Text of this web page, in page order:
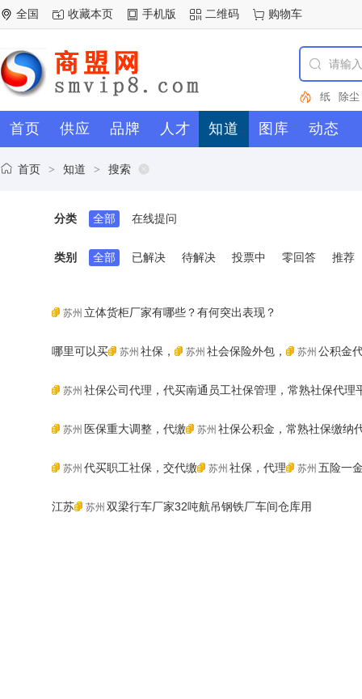
全国 收藏本页 手机版 二维码 购物车
纸
除尘
不锈钢
北京
传感器
首页 供应 品牌 人才 知道 图库 动态
首页 > 知道 > 搜索
分类 全部 在线提问
类别 全部 已解决 待解决 投票中 零回答 推荐
苏州 立体货柜厂家有哪些？有何突出表现？
哪里可以买 苏州 社保， 苏州 社会保险外包， 苏州 公积金
苏州 社保公司代理，代买南通员工社保管理，常熟社保代理
苏州 医保重大调整，代缴 苏州 社保公积金，常熟社保缴纳
苏州 代买职工社保，交代缴 苏州 社保，代理 苏州 五险一
江苏 苏州 双梁行车厂家32吨航吊钢铁厂车间仓库用